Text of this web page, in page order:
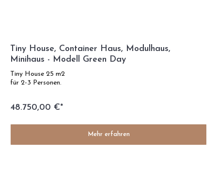
Tiny House, Container Haus, Modulhaus,
Minihaus - Modell Green Day
Tiny House 25 m2
für 2-3 Personen.
48.750,00 €*
Mehr erfahren